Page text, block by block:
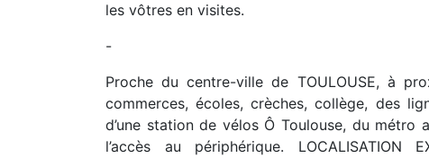
les vôtres en visites.
-
Proche du centre-ville de TOULOUSE, à
commerces, écoles, crèches, collège, des
d’une station de vélos Ô Toulouse, du métro
l’accès au périphérique. LOCALISATION